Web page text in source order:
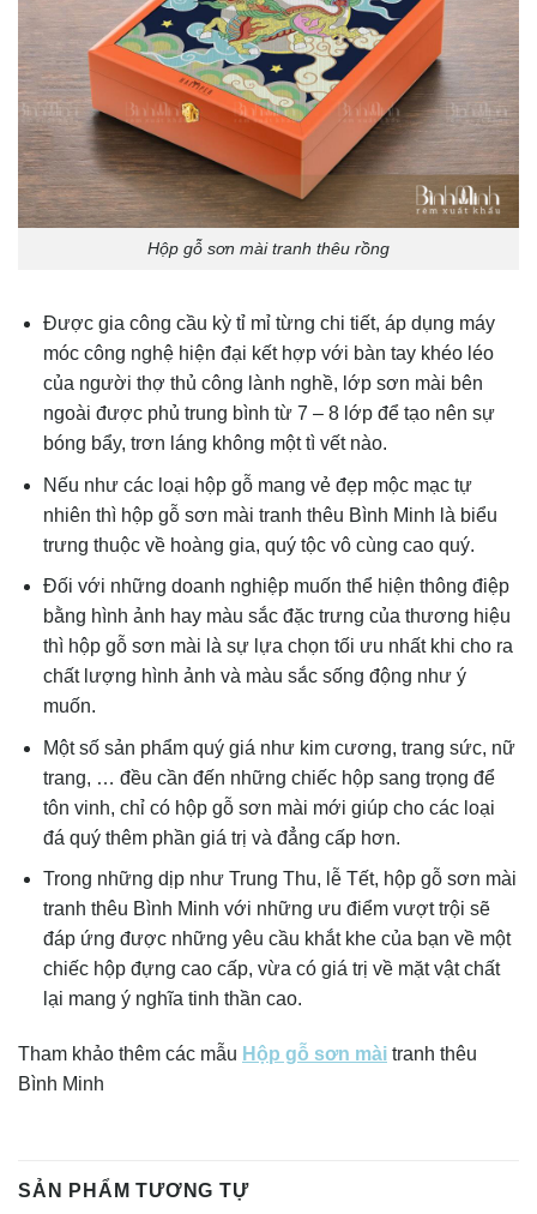
Hộp gỗ sơn mài tranh thêu rồng
Được gia công cầu kỳ tỉ mỉ từng chi tiết, áp dụng máy
móc công nghệ hiện đại kết hợp với bàn tay khéo léo
của người thợ thủ công lành nghề, lớp sơn mài bên
ngoài được phủ trung bình từ 7 – 8 lớp để tạo nên sự
bóng bẩy, trơn láng không một tì vết nào.
Nếu như các loại hộp gỗ mang vẻ đẹp mộc mạc tự
nhiên thì hộp gỗ sơn mài tranh thêu Bình Minh là biểu
trưng thuộc về hoàng gia, quý tộc vô cùng cao quý.
Đối với những doanh nghiệp muốn thể hiện thông điệp
bằng hình ảnh hay màu sắc đặc trưng của thương hiệu
thì hộp gỗ sơn mài là sự lựa chọn tối ưu nhất khi cho ra
chất lượng hình ảnh và màu sắc sống động như ý
muốn.
Một số sản phẩm quý giá như kim cương, trang sức, nữ
trang, … đều cần đến những chiếc hộp sang trọng để
tôn vinh, chỉ có hộp gỗ sơn mài mới giúp cho các loại
đá quý thêm phần giá trị và đẳng cấp hơn.
Trong những dịp như Trung Thu, lễ Tết, hộp gỗ sơn mài
tranh thêu Bình Minh với những ưu điểm vượt trội sẽ
đáp ứng được những yêu cầu khắt khe của bạn về một
chiếc hộp đựng cao cấp, vừa có giá trị về mặt vật chất
lại mang ý nghĩa tinh thần cao.
Tham khảo thêm các mẫu Hộp gỗ sơn mài tranh thêu
Bình Minh
SẢN PHẨM TƯƠNG TỰ